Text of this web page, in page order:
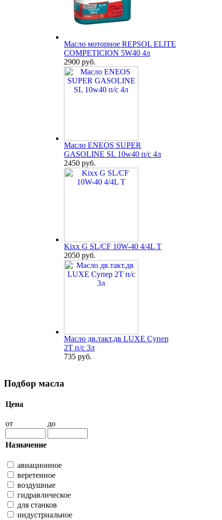
Масло моторное REPSOL ELITE
COMPETICION 5W40 4л
2900 руб.
Масло ENEOS SUPER
GASOLINE SL 10w40 п/с 4л
2450 руб.
Kixx G SL/CF 10W-40 4/4L T
2050 руб.
Масло дв.такт.дв LUXE Супер
2Т п/с 3л
735 руб.
Подбор масла
Цена
от до
Назначение
авиационное
веретенное
воздушные
гидравлическое
для станков
индустриальное